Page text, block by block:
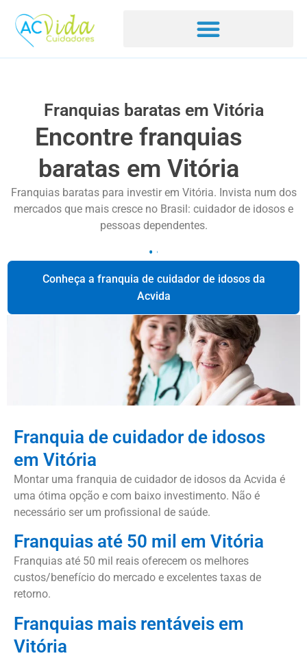
Franquias baratas em Vitória
Encontre franquias
baratas em Vitória
Franquias baratas para investir em Vitória. Invista num dos
mercados que mais cresce no Brasil: cuidador de idosos e
pessoas dependentes.
Conheça a franquia de cuidador de idosos da
Acvida
Franquia de cuidador de idosos
em Vitória
Montar uma franquia de cuidador de idosos da Acvida é
uma ótima opção e com baixo investimento. Não é
necessário ser um profissional de saúde.
Franquias até 50 mil em Vitória
Franquias até 50 mil reais oferecem os melhores
custos/benefício do mercado e excelentes taxas de
retorno.
Franquias mais rentáveis em
Vitória